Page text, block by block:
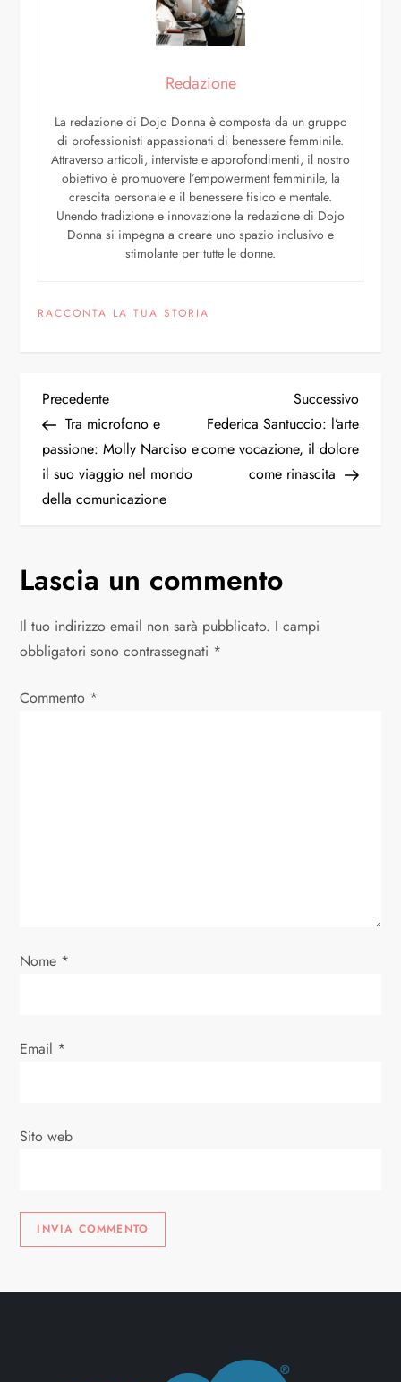
Redazione
La redazione di Dojo Donna è composta da un gruppo
di professionisti appassionati di benessere femminile.
Attraverso articoli, interviste e approfondimenti, il nostro
obiettivo è promuovere l’empowerment femminile, la
crescita personale e il benessere fisico e mentale.
Unendo tradizione e innovazione la redazione di Dojo
Donna si impegna a creare uno spazio inclusivo e
stimolante per tutte le donne.
RACCONTA LA TUA STORIA
Precedente
Tra microfono e
passione: Molly Narciso e
il suo viaggio nel mondo
della comunicazione
Successivo
Federica Santuccio: l’arte
come vocazione, il dolore
come rinascita
Lascia un commento
Il tuo indirizzo email non sarà pubblicato. I campi
obbligatori sono contrassegnati *
Commento *
Nome *
Email *
Sito web